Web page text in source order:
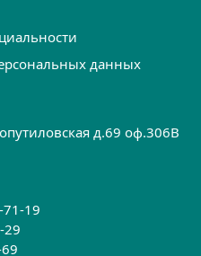
данных
д.69 оф.306B
19
29